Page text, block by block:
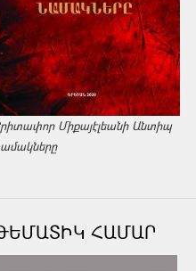
Միքայէլեանի Անտիպ
ՀԱՄԱՐ